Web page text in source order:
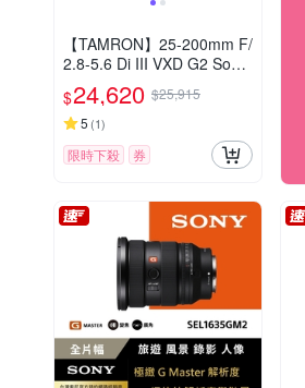
【TAMRON】25-200mm F/
2.8-5.6 Di III VXD G2 Sony
E 接環 (A075) 公司貨
$24,620 $25,915
5 (1)
限時下殺 券